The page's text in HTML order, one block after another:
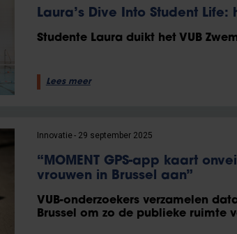
Laura’s Dive Into Student Life:
Studente Laura duikt het VUB
Lees meer
Innovatie 29 september 2025
“MOMENT GPS-app kaart
vrouwen in Brussel aan”
VUB-onderzoekers verzamelen
Brussel om zo de publieke ruimte